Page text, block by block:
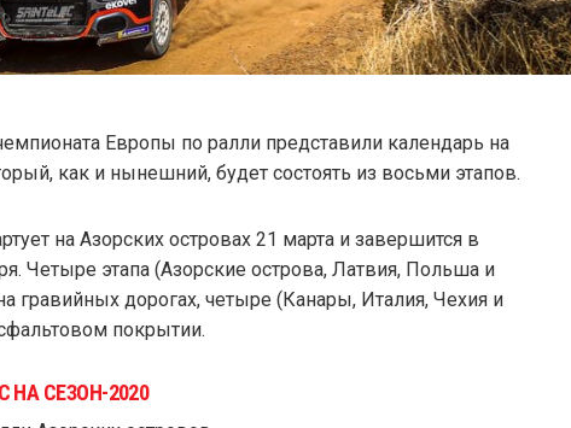
Европы по ралли представили календарь на
как и нынешний, будет состоять из восьми этапов.
на Азорских островах 21 марта и завершится в
Четыре этапа (Азорские острова, Латвия, Польша и
гравийных дорогах, четыре (Канары, Италия, Чехия и
покрытии.
НА СЕЗОН-2020